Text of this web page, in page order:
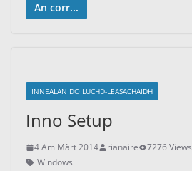
An corr...
INNEALAN DO LUCHD-LEASACHAIDH
Inno Setup
4 Am Màrt 2014 rianaire 7276 Views
Windows